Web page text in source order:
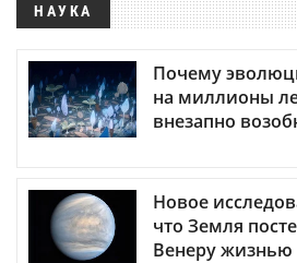
НАУКА
Почему
на миллионы
внезапно
Новое
что Земля
Венеру жизнью